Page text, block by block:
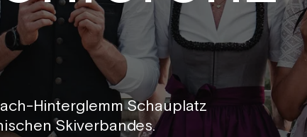
Hinterglemm Schauplatz
Skiverbandes.